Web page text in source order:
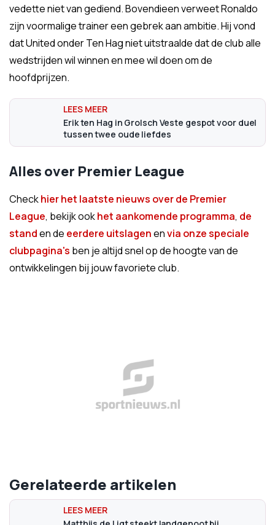
vedette niet van gediend. Bovendieen verweet Ronaldo
zijn voormalige trainer een gebrek aan ambitie. Hij vond
dat United onder Ten Hag niet uitstraalde dat de club alle
wedstrijden wil winnen en mee wil doen om de
hoofdprijzen.
Erik ten Hag in Grolsch Veste gespot voor duel
tussen twee oude liefdes
Alles over Premier League
Checkhier het laatste nieuws over de Premier
League, bekijk ookhet aankomende programma, de
standen de eerdere uitslagenenvia onze speciale
clubpagina's ben je altijd snel op de hoogte van de
ontwikkelingen bij jouw favoriete club.
Gerelateerde artikelen